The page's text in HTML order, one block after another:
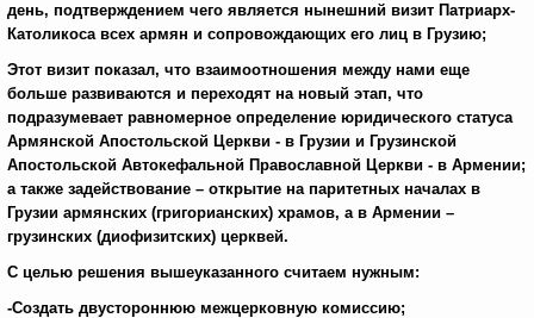
день, подтверждением чего является нынешний визит Патриарх-
Католикоса всех армян и сопровождающих его лиц в Грузию;
Этот визит показал, что взаимоотношения между нами еще
больше развиваются и переходят на новый этап, что
подразумевает равномерное определение юридического статуса
Армянской Апостольской Церкви - в Грузии и Грузинской
Апостольской Автокефальной Православной Церкви - в Армении;
а также задействование – открытие на паритетных началах в
Грузии армянских (григорианских) храмов, а в Армении –
грузинских (диофизитских) церквей.
С целью решения вышеуказанного считаем нужным:
-Создать двустороннюю межцерковную комиссию;